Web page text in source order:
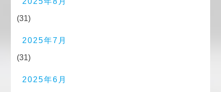
(31)
2025年7月
(31)
2025年6月